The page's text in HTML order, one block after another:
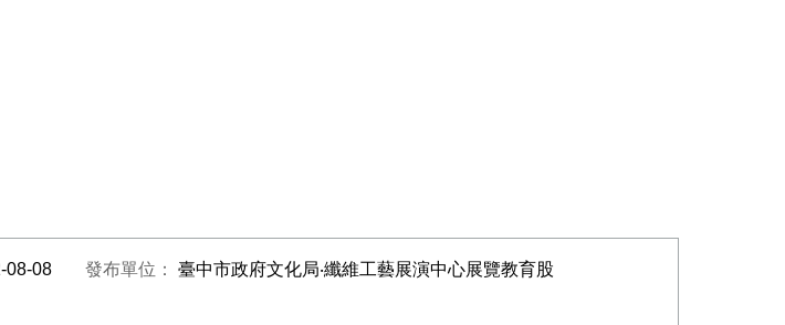
08-08 發布單位： 臺中市政府文化局‧纖維工藝展演中心展覽教育股